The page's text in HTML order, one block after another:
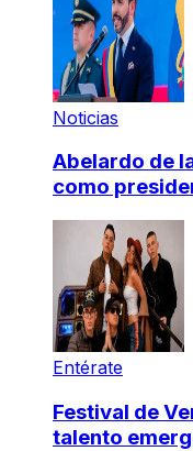
Noticias
Abelardo de
como
Entérate
Festival de
talento